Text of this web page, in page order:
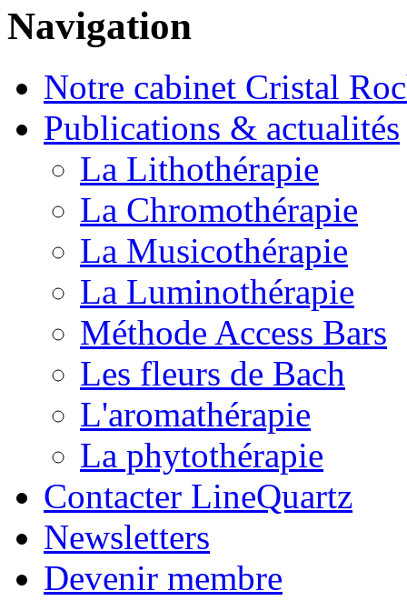
Navigation
Notre cabinet Cristal
Publications & actualités
La Lithothérapie
La Chromothérapie
La Musicothérapie
La Luminothérapie
Méthode Access Bars
Les fleurs de Bach
L'aromathérapie
La phytothérapie
Contacter LineQuartz
Newsletters
Devenir membre